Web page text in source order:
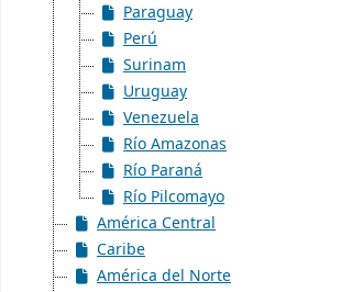
Paraguay
Perú
Surinam
Uruguay
Venezuela
Río Amazonas
Río Paraná
Río Pilcomayo
América Central
Caribe
América del Norte